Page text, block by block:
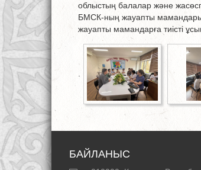
облыстың балалар және
БМСК-ның жауапты
жауапты мамандарға тиісті
БАЙЛАНЫС